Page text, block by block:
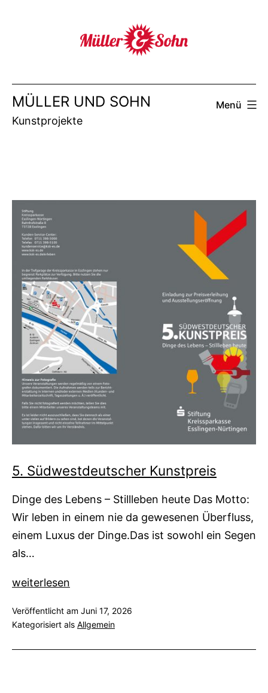
MÜLLER UND SOHN
Kunstprojekte
Menü
5. Südwestdeutscher Kunstpreis
Dinge des Lebens – Stillleben heute Das Motto:
Wir leben in einem nie da gewesenen Überfluss,
einem Luxus der Dinge.Das ist sowohl ein Segen
als…
5.
Kunstpreis
weiterlesen
Veröffentlicht am Juni 17, 2026
Kategorisiert als Allgemein